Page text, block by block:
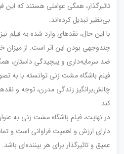
تاثیرگذار، همگی عواملی هستند که این
بی‌نظیر تبدیل کرده‌اند.
با این حال، نقدهای وارد شده به فیلم
چندوجهی بودن این اثر است. از میزان
ضد سرمایه‌داری و پیچیدگی داستان،
فیلم باشگاه مشت زنی توانسته با به
چالش‌برانگیز زندگی مدرن، توجه و
کند.
در نهایت، فیلم باشگاه مشت زنی به
دارای ارزش و اهمیت فراوانی است و
عمیق و تاثیرگذار برای هر بیننده‌ای